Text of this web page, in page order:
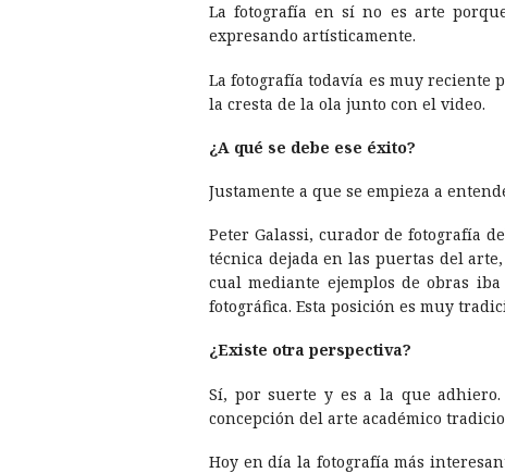
La fotografí­a en sí­ no es arte
expresando artí­sticamente.
La fotografí­a todaví­a es muy reciente
la cresta de la ola junto con el video.
¿A qué se debe ese éxito?
Justamente a que se empieza a
Peter Galassi, curador de fotografí­a
técnica dejada en las puertas del
cual mediante ejemplos de obras
fotográfica. Esta posición es muy
¿Existe otra perspectiva?
Sí­, por suerte y es a la que
concepción del arte académico
Hoy en dí­a la fotografí­a más